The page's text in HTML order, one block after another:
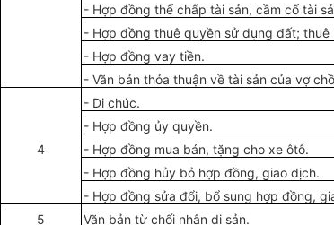
- Hợp đồng thế chấp tài sản, cầm cố tài
- Hợp đồng thuê quyền sử dụng đất; thuê
- Hợp đồng vay tiền.
- Văn bản thỏa thuận về tài sản của vợ
4
- Di chúc.
- Hợp đồng ủyquyền.
- Hợp đồng mua bán, tặng cho xe ôtô.
- Hợp đồng hủy bỏ hợp đồng, giao dịch.
- Hợp đồng sửa đổi, bổ sung hợp đồng,
5
Văn bản từ chối nhận di sản.